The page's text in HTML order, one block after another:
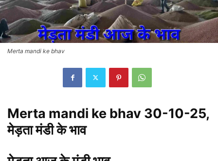
Merta mandi ke bhav
Merta mandi ke bhav 30-10-25,
मेड़ता मंडी के भाव